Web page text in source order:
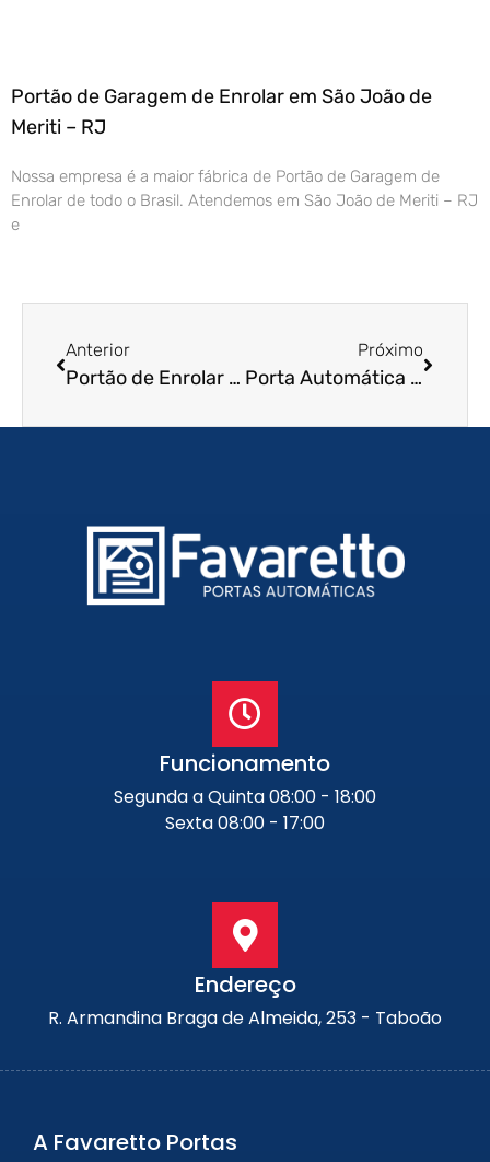
Portão de Garagem de Enrolar em São João de
Meriti – RJ
Nossa empresa é a maior fábrica de Portão de Garagem de
Enrolar de todo o Brasil. Atendemos em São João de Meriti – RJ
e
Anterior
Portão de Enrolar Residencial em Matão – SP
Próximo
Porta Automática de Enrolar em Taubaté – SP
Funcionamento
Segunda a Quinta 08:00 - 18:00
Sexta 08:00 - 17:00
Endereço
R. Armandina Braga de Almeida, 253 - Taboão
A Favaretto Portas